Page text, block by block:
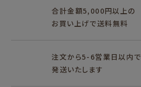
雑貨類
M5 M6
その他
おりがみ
合計金額5,000円以上の
お買い上げで送料無料
注文から5-6営業日以内で
発送いたします